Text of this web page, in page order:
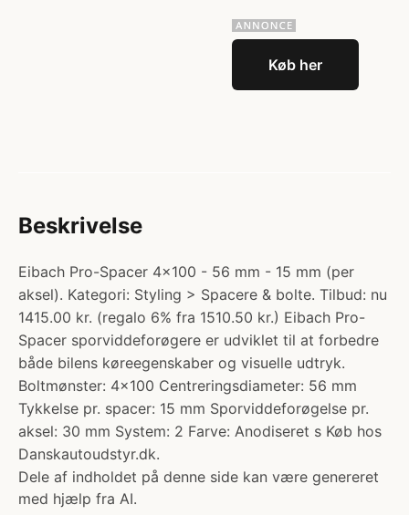
Køb her
Beskrivelse
Eibach Pro-Spacer 4x100 - 56 mm - 15 mm (per
aksel). Kategori: Styling > Spacere & bolte. Tilbud: nu
1415.00 kr. (regalo 6% fra 1510.50 kr.) Eibach Pro-
Spacer sporviddeforøgere er udviklet til at forbedre
både bilens køreegenskaber og visuelle udtryk.
Boltmønster: 4x100 Centreringsdiameter: 56 mm
Tykkelse pr. spacer: 15 mm Sporviddeforøgelse pr.
aksel: 30 mm System: 2 Farve: Anodiseret s Køb hos
Danskautoudstyr.dk.
Dele af indholdet på denne side kan være genereret
med hjælp fra AI.